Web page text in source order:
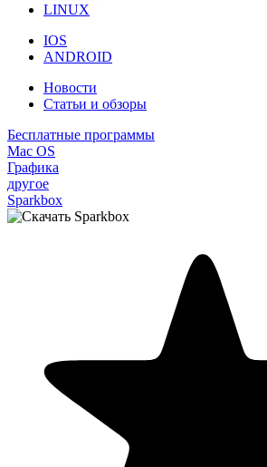
LINUX
IOS
ANDROID
Новости
Статьи и обзоры
Бесплатные программы
Mac OS
Графика
другое
Sparkbox